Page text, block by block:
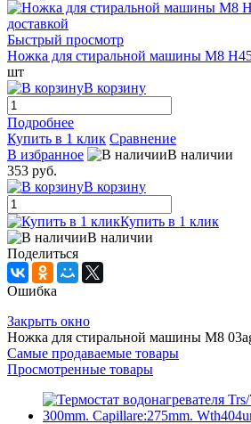
Быстрый просмотр
Ножка для стиральной машины M8
шт
В корзину
Подробнее
Купить в 1 клик Сравнение
В избранное
В наличии
353 руб.
В корзину
Купить в 1 клик
В наличии
Поделиться
Ошибка
Закрыть окно
Ножка для стиральной машины M8
Самые продаваемые товары
Просмотренные товары